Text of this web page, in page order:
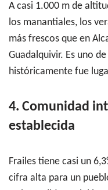
A casi 1.000 m de
los manantiales, los
más frescos que en
Guadalquivir. Es uno
históricamente fue
4. Comunidad
establecida
Frailes tiene casi un
cifra alta para un